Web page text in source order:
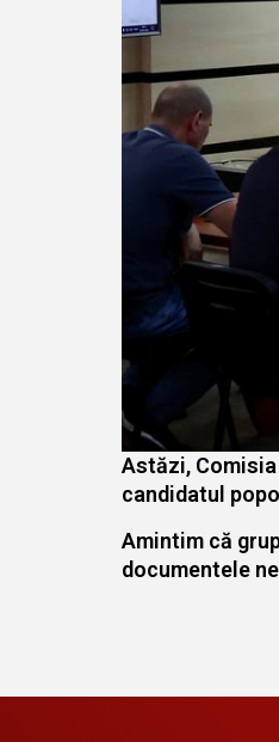
Astăzi,
candidatul
Amintim că
documentele